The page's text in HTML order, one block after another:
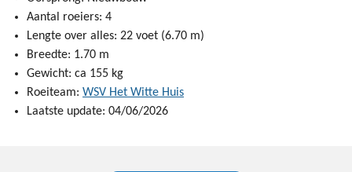
Aantal roeiers: 4
Lengte over alles: 22 voet (6.70 m)
Breedte: 1.70 m
Gewicht: ca 155 kg
Roeiteam: WSV Het Witte Huis
Laatste update: 04/06/2026